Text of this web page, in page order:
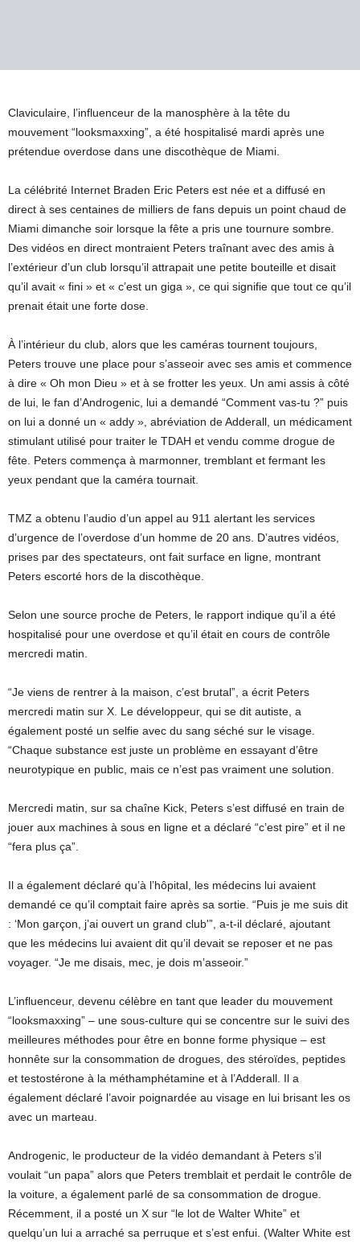
Claviculaire, l’influenceur de la manosphère à la tête du
mouvement “looksmaxxing”, a été hospitalisé mardi après une
prétendue overdose dans une discothèque de Miami.
La célébrité Internet Braden Eric Peters est née et a diffusé en
direct à ses centaines de milliers de fans depuis un point chaud de
Miami dimanche soir lorsque la fête a pris une tournure sombre.
Des vidéos en direct montraient Peters traînant avec des amis à
l’extérieur d’un club lorsqu’il attrapait une petite bouteille et disait
qu’il avait « fini » et « c’est un giga », ce qui signifie que tout ce qu’il
prenait était une forte dose.
À l’intérieur du club, alors que les caméras tournent toujours,
Peters trouve une place pour s’asseoir avec ses amis et commence
à dire « Oh mon Dieu » et à se frotter les yeux. Un ami assis à côté
de lui, le fan d’Androgenic, lui a demandé “Comment vas-tu ?” puis
on lui a donné un « addy », abréviation de Adderall, un médicament
stimulant utilisé pour traiter le TDAH et vendu comme drogue de
fête. Peters commença à marmonner, tremblant et fermant les
yeux pendant que la caméra tournait.
TMZ a obtenu l’audio d’un appel au 911 alertant les services
d’urgence de l’overdose d’un homme de 20 ans. D’autres vidéos,
prises par des spectateurs, ont fait surface en ligne, montrant
Peters escorté hors de la discothèque.
Selon une source proche de Peters, le rapport indique qu’il a été
hospitalisé pour une overdose et qu’il était en cours de contrôle
mercredi matin.
“Je viens de rentrer à la maison, c’est brutal”, a écrit Peters
mercredi matin sur X. Le développeur, qui se dit autiste, a
également posté un selfie avec du sang séché sur le visage.
“Chaque substance est juste un problème en essayant d’être
neurotypique en public, mais ce n’est pas vraiment une solution.
Mercredi matin, sur sa chaîne Kick, Peters s’est diffusé en train de
jouer aux machines à sous en ligne et a déclaré “c’est pire” et il ne
“fera plus ça”.
Il a également déclaré qu’à l’hôpital, les médecins lui avaient
demandé ce qu’il comptait faire après sa sortie. “Puis je me suis dit
: ‘Mon garçon, j’ai ouvert un grand club'”, a-t-il déclaré, ajoutant
que les médecins lui avaient dit qu’il devait se reposer et ne pas
voyager. “Je me disais, mec, je dois m’asseoir.”
L’influenceur, devenu célèbre en tant que leader du mouvement
“looksmaxxing” – une sous-culture qui se concentre sur le suivi des
meilleures méthodes pour être en bonne forme physique – est
honnête sur la consommation de drogues, des stéroïdes, peptides
et testostérone à la méthamphétamine et à l’Adderall. Il a
également déclaré l’avoir poignardée au visage en lui brisant les os
avec un marteau.
Androgenic, le producteur de la vidéo demandant à Peters s’il
voulait “un papa” alors que Peters tremblait et perdait le contrôle de
la voiture, a également parlé de sa consommation de drogue.
Récemment, il a posté un X sur “le lot de Walter White” et
quelqu’un lui a arraché sa perruque et s’est enfui. (Walter White est